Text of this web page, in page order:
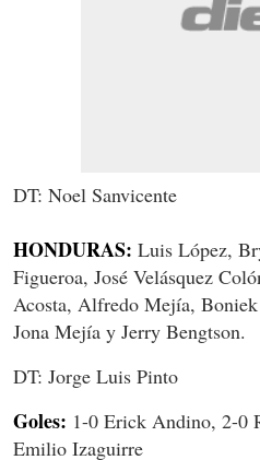
DT: Noel Sanvicente
HONDURAS: Luis López,
Figueroa, José Velásquez
Acosta, Alfredo Mejía,
Jona Mejía y Jerry Bengtson.
DT: Jorge Luis Pinto
Goles: 1-0 Erick Andino, 2-0
Emilio Izaguirre